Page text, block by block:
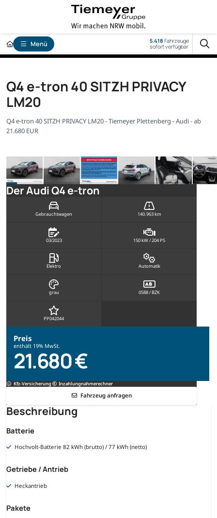
Menü 5.418 Fahrzeuge
sofort verfügbar
Q4 e-tron 40 SITZH PRIVACY
LM20
Q4 e-tron 40 SITZH PRIVACY LM20 - Tiemeyer Plettenberg - Audi - ab
21.680 EUR
Der Audi Q4 e-tron
Gebrauchtwagen 140.963 km
03/2023 150 kW / 204 PS
Elektro Automatik
grau 0588 / BZK
PP042044
Preis
enthält 19% MwSt.
21.680 €
Kfz-Versicherung Inzahlungnahmerechner
Fahrzeug anfragen
Beschreibung
Batterie
Hochvolt-Batterie 82 kWh (brutto) / 77 kWh (netto)
Getriebe / Antrieb
Heckantrieb
Pakete